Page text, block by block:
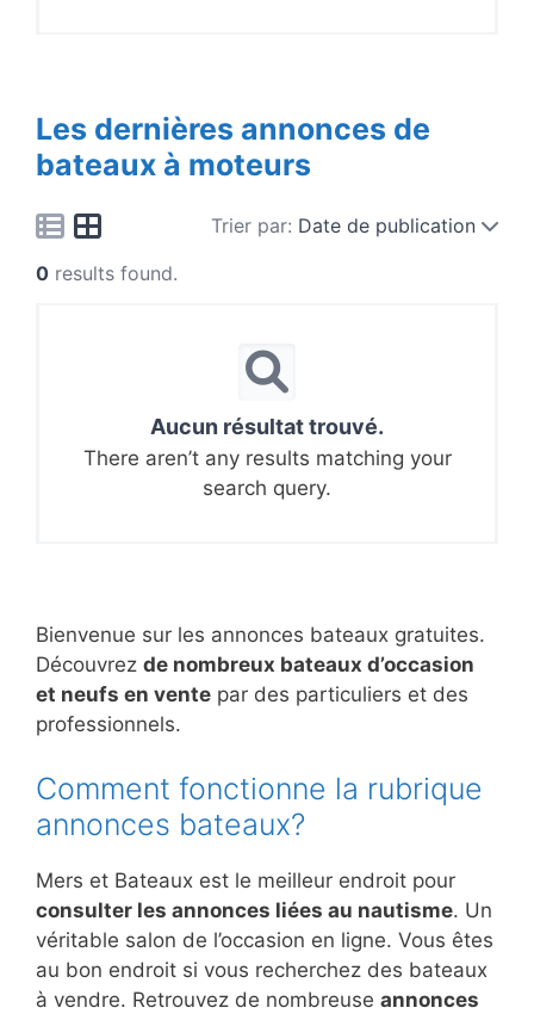
Les dernières annonces de
bateaux à moteurs
Trier par: Date de publication
0 results found.
Aucun résultat trouvé.
There aren’t any results matching your
search query.
Bienvenue sur les annonces bateaux gratuites.
Découvrez de nombreux bateaux d’occasion
et neufs en vente par des particuliers et des
professionnels.
Comment fonctionne la rubrique
annonces bateaux?
Mers et Bateaux est le meilleur endroit pour
consulter les annonces liées au nautisme. Un
véritable salon de l’occasion en ligne. Vous êtes
au bon endroit si vous recherchez des bateaux
à vendre. Retrouvez de nombreuse annonces